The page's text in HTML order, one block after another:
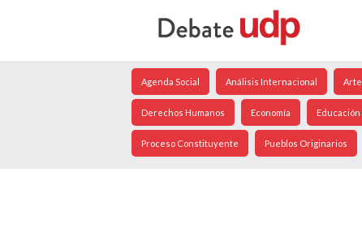
Agenda Social Análisis Internacional Arte
Derechos Humanos Economía Educación
Proceso Constituyente Pueblos Originarios